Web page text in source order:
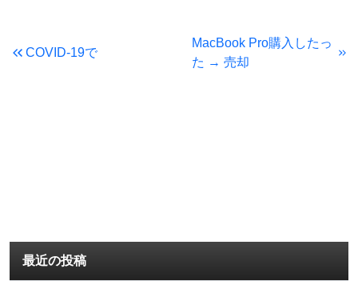
COVID-19で
MacBook Pro購入したっ
た → 売却
最近の投稿